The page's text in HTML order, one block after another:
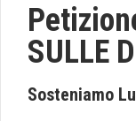
SULLE
Sosteniamo